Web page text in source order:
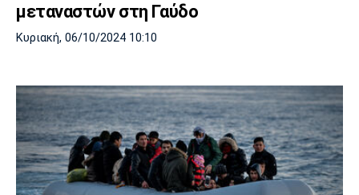
μεταναστών στη Γαύδο
Κυριακή, 06/10/2024 10:10